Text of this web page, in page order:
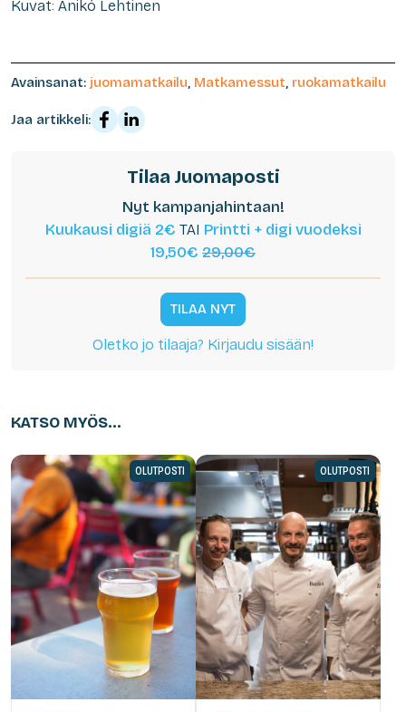
Kuvat: Anikó Lehtinen
Avainsanat: juomamatkailu, Matkamessut, ruokamatkailu
Jaa artikkeli:
Tilaa Juomaposti
Nyt kampanjahintaan!
Kuukausi digiä 2€ TAI Printti + digi vuodeksi
19,50€ 29,00€
TILAA NYT
Oletko jo tilaaja? Kirjaudu sisään!
KATSO MYÖS...
OLUTPOSTI OLUTPOSTI